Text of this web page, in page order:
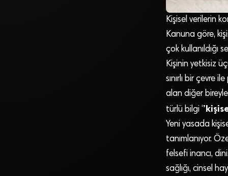
Kişisel verilerin
Kanuna göre,
çok kullanıldığı
Kişinin yetkisiz
sınırlı bir çevre
alan diğer
türlü bilgi ‘
Yeni yasada
tanımlanıyor.
felsefi inancı,
sağlığı, cinsel